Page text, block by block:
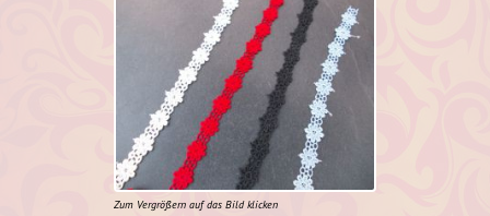
Zum Vergrößern auf das Bild klicken